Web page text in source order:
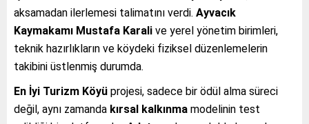
aksamadan ilerlemesi talimatını verdi. Ayvacık
Kaymakamı Mustafa Karali ve yerel yönetim birimleri,
teknik hazırlıkların ve köydeki fiziksel düzenlemelerin
takibini üstlenmiş durumda.
En İyi Turizm Köyü projesi, sadece bir ödül alma süreci
değil, aynı zamanda kırsal kalkınma modelinin test